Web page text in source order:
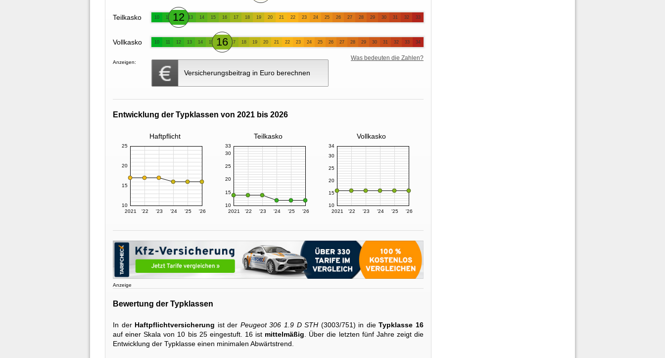
Teilkasko 10 11 12 13 14 15 16 17 18 19 20 21 22 23 24 25 26 27 28 29 30 31 32 33
Vollkasko 10 11 12 13 14 15 16 17 18 19 20 21 22 23 24 25 26 27 28 29 30 31 32 33 34
Anzeigen:
Versicherungsbeitrag in Euro berechnen
Was bedeuten die Zahlen?
Entwicklung der Typklassen von 2021 bis 2026
Haftpflicht Teilkasko Vollkasko
2021 '22 '23 '24 '25 '26
10
15
20
25
2021 '22 '23 '24 '25 '26
10
15
20
25
30
33
2021 '22 '23 '24 '25 '26
10
15
20
25
30
34
Anzeige
Bewertung der Typklassen
In der Haftpflichtversicherung ist der Peugeot 306 1.9 D STH (3003/751) in dieTypklasse 16
auf einer Skala von 10 bis 25 eingestuft. 16 ist mittelmäßig . Über die letzten fünf Jahre zeigt die
Entwicklung der Typklasse einen minimalen Abwärtstrend.